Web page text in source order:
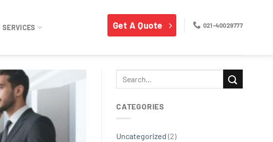
SERVICES Get A Quote 021-40029777
CATEGORIES
Uncategorized (2)